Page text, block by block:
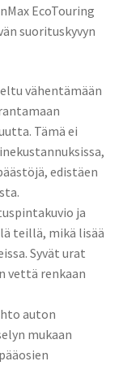
EcoTouring
suorituskyvyn
vähentämään
Tämä ei
edistäen
ja
teillä, mikä lisää
Syvät urat
vettä renkaan
auton
mukaan